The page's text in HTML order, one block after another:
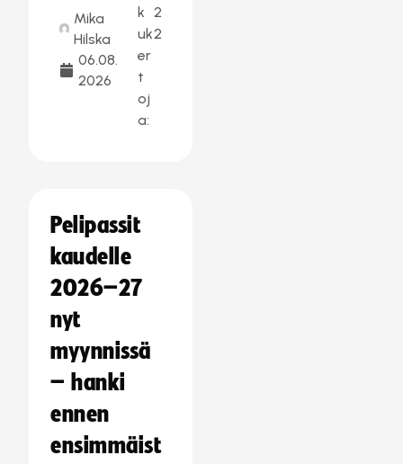
Mika
Hilska
06.08.
2026
k
uk
er
t
oj
a:
2
2
Pelipassit
kaudelle
2026–27
nyt
myynnissä
– hanki
ennen
ensimmäist